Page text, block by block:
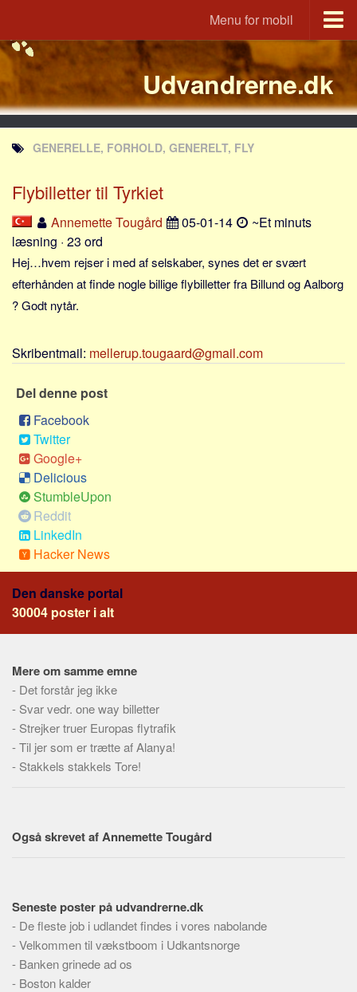
Menu for mobil
Portal
Udvandrerne.dk
Utvandrerne.no
Utvandrarna.se
Tyskland.dk
England.dk
Rusland.dk
JLKM.dk
Lande
Tyrkiet
Spanien
Sverige
Norge
Thailand
Italien
Grækenland
USA
Alle
Nøgleord
Bolig
Job
Virksomhed
Pension og opsparing
Forbrug
Social sikring og sundhed
Transport
Alle
Skatter og afgifter
Statistik
Praktisk
Alle
Udvandrerne.dk
GENERELLE, FORHOLD, GENERELT, FLY
Flybilletter til Tyrkiet
Annemette Tougård 05-01-14
~Et minuts
læsning · 23 ord
Hej…hvem rejser i med af selskaber, synes det er svært
efterhånden at finde nogle billige flybilletter fra Billund og Aalborg
? Godt nytår.
Skribentmail: mellerup.tougaard@gmail.com
Del denne post
Facebook
Twitter
Google+
Delicious
StumbleUpon
Reddit
LinkedIn
Hacker News
Den danske portal
30004 poster i alt
Mere om samme emne
- Det forstår jeg ikke
- Svar vedr. one way billetter
- Strejker truer Europas flytrafik
-Til jer som er trætte af Alanya!
- Stakkels stakkels Tore!
Også skrevet af Annemette Tougård
Seneste poster på udvandrerne.dk
- De fleste job i udlandet findes i vores nabolande
-Velkommen til vækstboom i Udkantsnorge
- Banken grinede ad os
- Boston kalder